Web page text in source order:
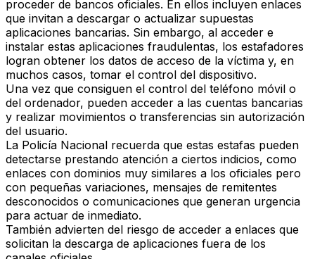
proceder de bancos oficiales. En ellos incluyen enlaces
que invitan a descargar o actualizar supuestas
aplicaciones bancarias. Sin embargo, al acceder e
instalar estas aplicaciones fraudulentas, los estafadores
logran obtener los datos de acceso de la víctima y, en
muchos casos, tomar el control del dispositivo.
Una vez que consiguen el control del teléfono móvil o
del ordenador, pueden acceder a las cuentas bancarias
y realizar movimientos o transferencias sin autorización
del usuario.
La Policía Nacional recuerda que estas estafas pueden
detectarse prestando atención a ciertos indicios, como
enlaces con dominios muy similares a los oficiales pero
con pequeñas variaciones, mensajes de remitentes
desconocidos o comunicaciones que generan urgencia
para actuar de inmediato.
También advierten del riesgo de acceder a enlaces que
solicitan la descarga de aplicaciones fuera de los